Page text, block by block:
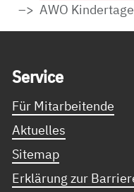
AWO
Ser­vice
Für Mitarbeitende
Aktuelles
Sitemap
Erklärung zur